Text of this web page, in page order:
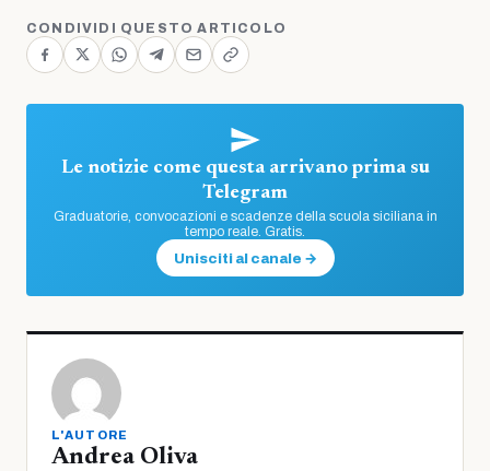
CONDIVIDI QUESTO ARTICOLO
Le notizie come questa arrivano prima su
Telegram
Graduatorie, convocazioni e scadenze della scuola siciliana in
tempo reale. Gratis.
Unisciti al canale →
L'AUTORE
Andrea Oliva